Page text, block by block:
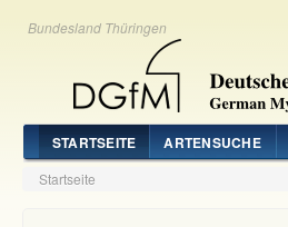
Bundesland Thüringen
STARTSEITE ARTENSUCHE
Startseite